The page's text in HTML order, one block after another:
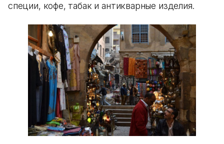
специи, кофе, табак и антикварные изделия.